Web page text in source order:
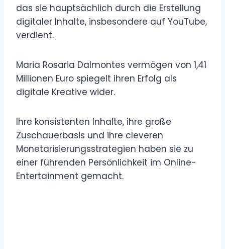
das sie hauptsächlich durch die Erstellung
digitaler Inhalte, insbesondere auf YouTube,
verdient.
Maria Rosaria Dalmontes vermögen von 1,41
Millionen Euro spiegelt ihren Erfolg als
digitale Kreative wider.
Ihre konsistenten Inhalte, ihre große
Zuschauerbasis und ihre cleveren
Monetarisierungsstrategien haben sie zu
einer führenden Persönlichkeit im Online-
Entertainment gemacht.